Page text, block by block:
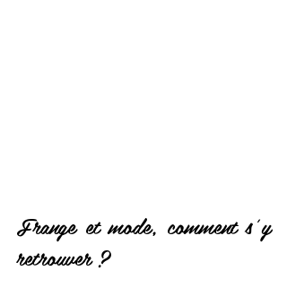
Frange et mode, comment s’y
retrouver ?